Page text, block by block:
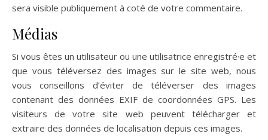
sera visible publiquement à coté de votre commentaire.
Médias
Si vous êtes un utilisateur ou une utilisatrice enregistré·e et
que vous téléversez des images sur le site web, nous
vous conseillons d’éviter de téléverser des images
contenant des données EXIF de coordonnées GPS. Les
visiteurs de votre site web peuvent télécharger et
extraire des données de localisation depuis ces images.